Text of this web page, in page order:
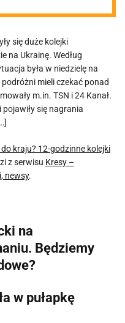
się duże kolejki
na Ukrainę. Według
była w niedzielę na
mieli czekać ponad
m.in. TSN i 24 Kanał.
się nagrania
kraju? 12-godzinne kolejki
z serwisu Kresy –
newsy.
na
Będziemy
w pułapkę